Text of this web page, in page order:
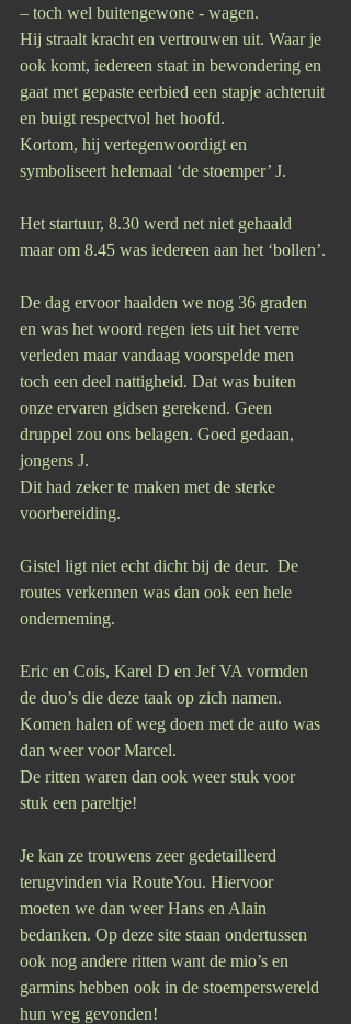
– toch wel buitengewone - wagen.
Hij straalt kracht en vertrouwen uit. Waar je
ook komt, iedereen staat in bewondering en
gaat met gepaste eerbied een stapje achteruit
en buigt respectvol het hoofd.
Kortom, hij vertegenwoordigt en
symboliseert helemaal ‘de stoemper’ J.
Het startuur, 8.30 werd net niet gehaald
maar om 8.45 was iedereen aan het ‘bollen’.
De dag ervoor haalden we nog 36 graden
en was het woord regen iets uit het verre
verleden maar vandaag voorspelde men
toch een deel nattigheid. Dat was buiten
onze ervaren gidsen gerekend. Geen
druppel zou ons belagen. Goed gedaan,
jongens J.
Dit had zeker te maken met de sterke
voorbereiding.
Gistel ligt niet echt dicht bij de deur.  De
routes verkennen was dan ook een hele
onderneming.
Eric en Cois, Karel D en Jef VA vormden
de duo’s die deze taak op zich namen.
Komen halen of weg doen met de auto was
dan weer voor Marcel.
De ritten waren dan ook weer stuk voor
stuk een pareltje!
Je kan ze trouwens zeer gedetailleerd
terugvinden via RouteYou. Hiervoor
moeten we dan weer Hans en Alain
bedanken. Op deze site staan ondertussen
ook nog andere ritten want de mio’s en
garmins hebben ook in de stoemperswereld
hun weg gevonden!